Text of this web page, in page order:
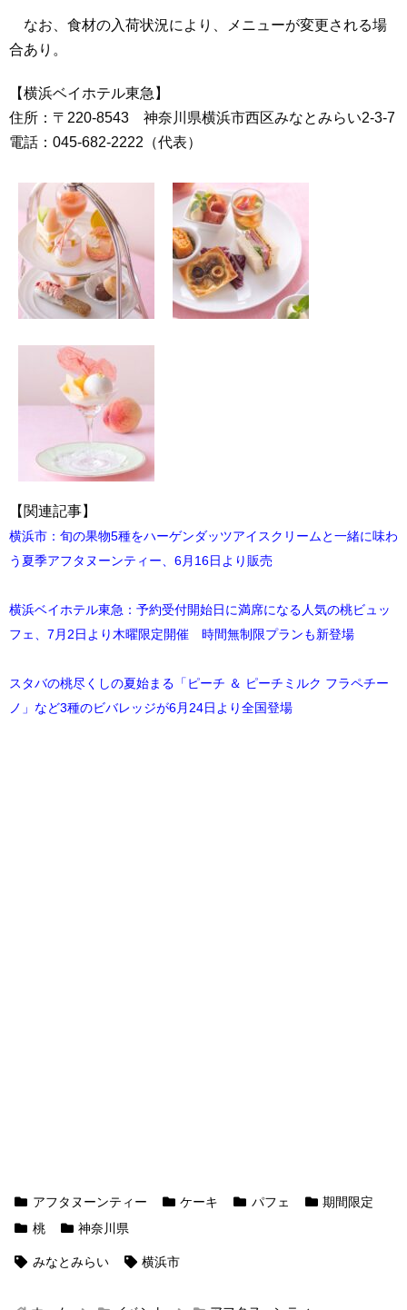
なお、食材の入荷状況により、メニューが変更される場
合あり。
【横浜ベイホテル東急】
住所：〒220-8543 神奈川県横浜市西区みなとみらい2‐3‐7
電話：045‐682‐2222（代表）
【関連記事】
横浜市：旬の果物5種をハーゲンダッツアイスクリームと一緒に味わ
う夏季アフタヌーンティー、6月16日より販売
横浜ベイホテル東急：予約受付開始日に満席になる人気の桃ビュッ
フェ、7月2日より木曜限定開催 時間無制限プランも新登場
スタバの桃尽くしの夏始まる「ピーチ ＆ ピーチミルク フラペチー
ノ」など3種のビバレッジが6月24日より全国登場
アフタヌーンティー ケーキ パフェ
期間限定
桃
神奈川県
みなとみらい 横浜市